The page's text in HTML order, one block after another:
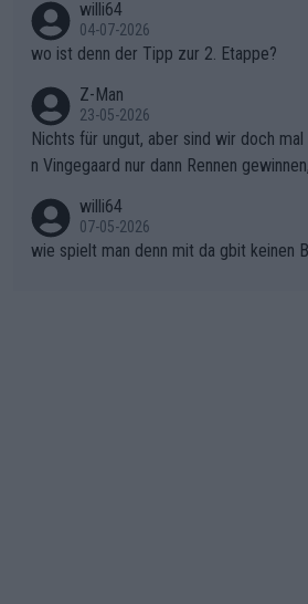
gibt. Diese Etappe wird sicher als der
unkt dieser Tour in die Geschichte
einem harten Aufstieg einmal den
onkurrentin die "zweite Luft" schenkt,
g kaum noch zu reparieren.Vor uns liegt
ichtung Nizza. Niewiadoma hat
er SD Worx und Vollering müssen jetzt
n)
willi64
04-07-2026
wo ist denn der Tipp zur 2. Etappe?
Z-Man
23-05-2026
Nichts für ungut, aber sind wir doch
n Vingegaard nur dann Rennen
willi64
07-05-2026
wie spielt man denn mit da gbit keinen